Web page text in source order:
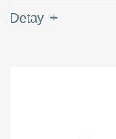
Detay